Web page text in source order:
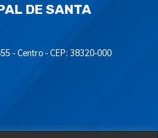
DE SANTA
- Centro - CEP: 38320-000